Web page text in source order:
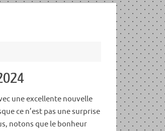
une excellente nouvelle
ce n’est pas une surprise
notons que le bonheur